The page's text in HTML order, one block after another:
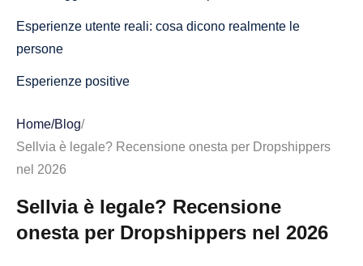
Esperienze utente reali: cosa dicono realmente le
persone
Esperienze positive
Cosa significa
Caratteristiche principali di Sellvia
Adempimento degli ordini con sede negli Stati Uniti
Pagine di prodotto già pronte
Home/Blog/
Sellvia è legale? Recensione onesta per Dropshippers
nel 2026
Sellvia è legale? Recensione
onesta per Dropshippers nel 2026